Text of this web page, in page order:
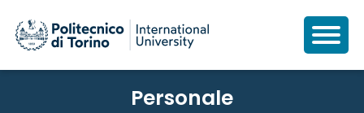
Personale